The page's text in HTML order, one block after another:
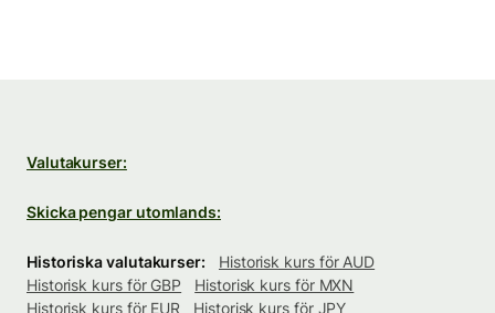
Valutakurser:
Skicka pengar utomlands:
Historiska valutakurser:
Historisk kurs för AUD
Historisk kurs för GBP
Historisk kurs för MXN
Historisk kurs för EUR
Historisk kurs för JPY